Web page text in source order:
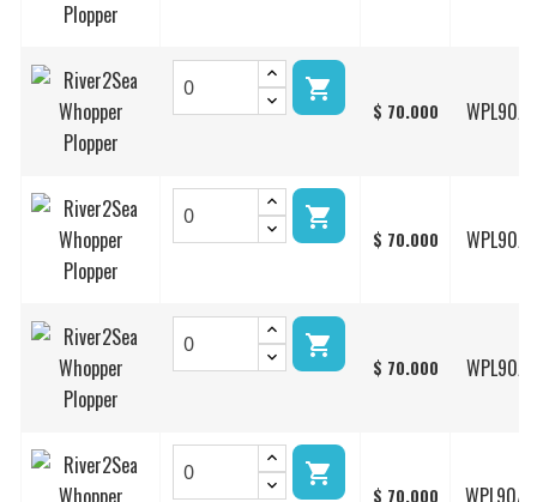

$ 70.000 WPL90/

$ 70.000 WPL90/

$ 70.000 WPL90/

$ 70.000 WPL90/